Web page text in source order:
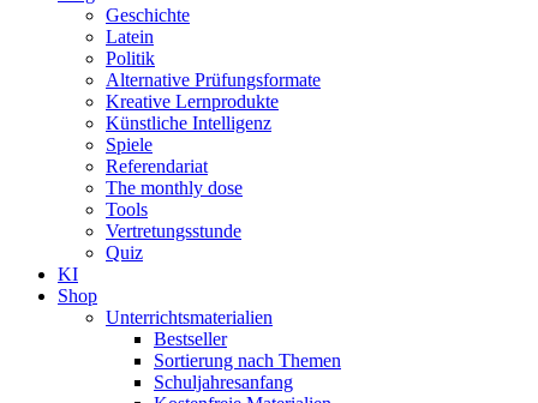
Geschichte
Latein
Politik
Alternative Prüfungsformate
Kreative Lernprodukte
Künstliche Intelligenz
Spiele
Referendariat
The monthly dose
Tools
Vertretungsstunde
Quiz
KI
Shop
Unterrichtsmaterialien
Bestseller
Sortierung nach Themen
Schuljahresanfang